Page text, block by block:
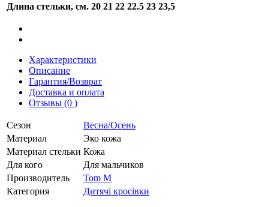
Длина стельки, см. 20 21 22 22.5 23 23,5
Характеристики
Описание
Гарантия/Возврат
Доставка и оплата
Отзывы (0 )
Сезон
Весна/Осень
Материал
Эко кожа
Материал стельки Кожа
Для кого
Для мальчиков
Производитель
Tom M
Категория
Дитячі кросівки